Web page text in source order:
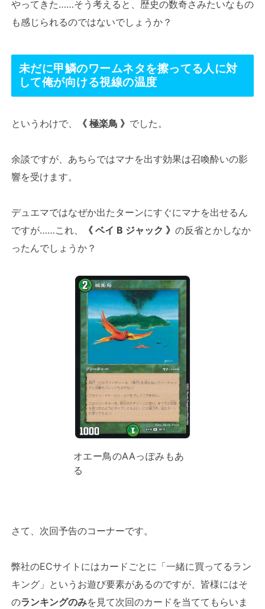
やってきた……そう考えると、歴史の数奇さみたいなもの
も感じられるのではないでしょうか？
未だに甲鱗のワームネタを擦ってる人に対
して俺が向ける視線の温度
というわけで、 《 極楽鳥 》 でした。
余談ですが、あちらではマナを出す効果は召喚酔いの影
響を受けます。
デュエマではなぜか出たターンにすぐにマナを出せるん
ですが……これ、
《 ベイ B ジャック 》 の反省とかしなか
ったんでしょうか？
オエー鳥のAAっぽみもあ
る
さて、次回予告のコーナーです。
弊社のECサイトにはカードごとに「一緒に買ってるラン
キング」というお遊び要素があるのですが、皆様にはそ
のランキングのみを見て次回のカードを当ててもらいま